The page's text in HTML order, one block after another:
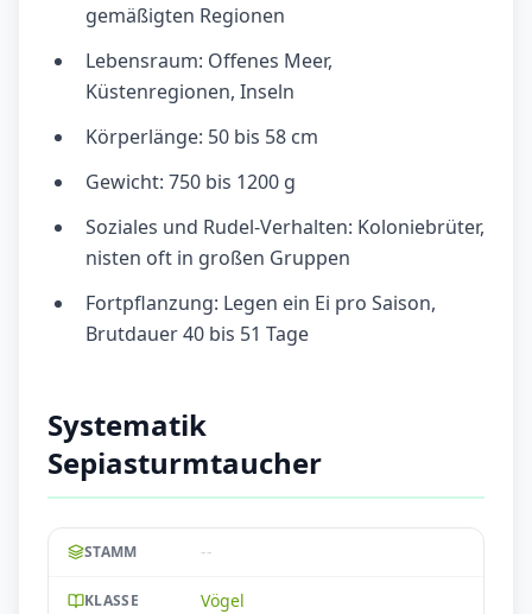
gemäßigten Regionen
Lebensraum: Offenes Meer,
Küstenregionen, Inseln
Körperlänge: 50 bis 58 cm
Gewicht: 750 bis 1200 g
Soziales und Rudel-Verhalten: Koloniebrüter,
nisten oft in großen Gruppen
Fortpflanzung: Legen ein Ei pro Saison,
Brutdauer 40 bis 51 Tage
Systematik
Sepiasturmtaucher
STAMM --
KLASSE Vögel